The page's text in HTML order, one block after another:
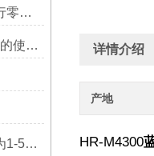
3051、1151变送器如何进行零点迁移
干货知识！精密数字压力表的使用注意细节
为什么将4-20mA信号转换为1-5V电压信号
详情介绍
产地
HR-M4300